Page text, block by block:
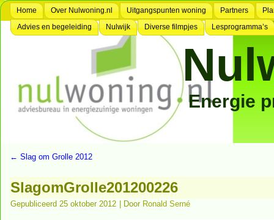
Home Over Nulwoning.nl Uitgangspunten woning Partners
Advies en begeleiding
Nulwijk Diverse filmpjes Lesprogramma’s
Energie
← Slag om Grolle 2012
SlagomGrolle201200226
Gepubliceerd 25 oktober 2012 Door Ronald Serné